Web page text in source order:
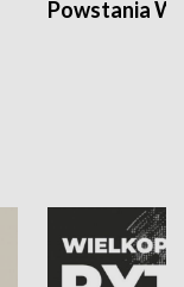
Powstania